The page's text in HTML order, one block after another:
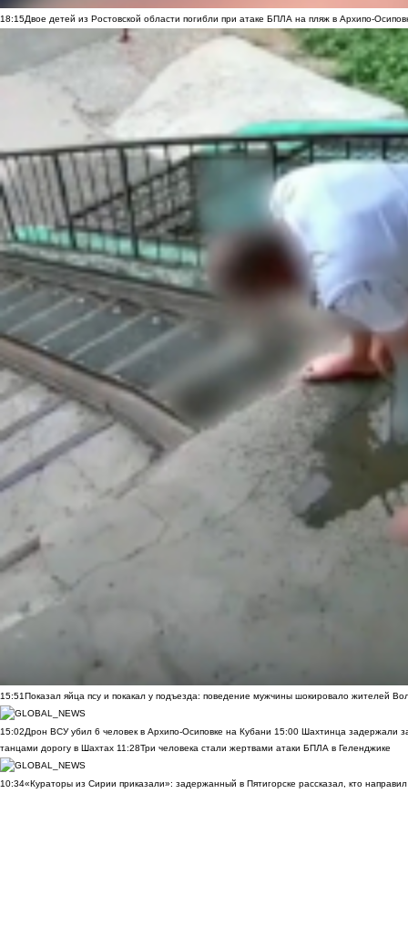
18:15Двое детей из Ростовской области погибли при атаке БПЛА на пляж в Архипо-
15:51Показал яйца псу и покакал у подъезда: поведение мужчины шокировало жителей
15:02Дрон ВСУ убил 6 человек в Архипо-Осиповке на Кубани 15:00 Шахтинца задержали
танцами дорогу в Шахтах 11:28Три человека стали жертвами атаки БПЛА в Геленджике
10:34«Кураторы из Сирии приказали»: задержанный в Пятигорске рассказал, кто направил